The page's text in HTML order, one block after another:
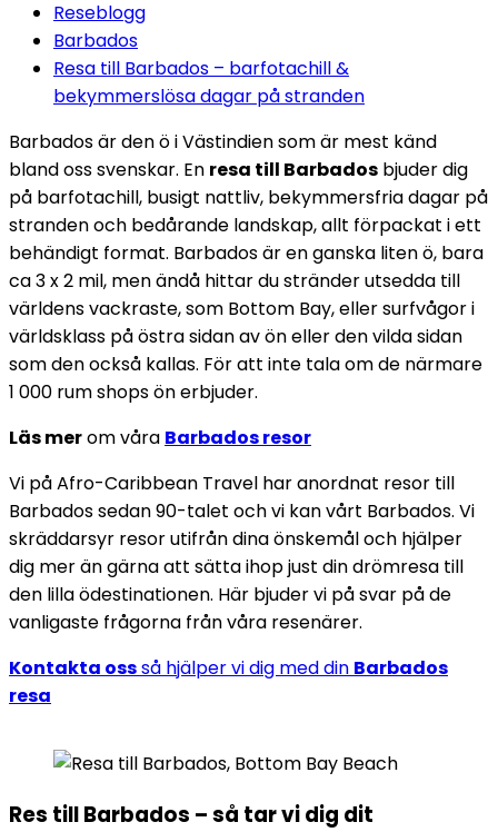
Reseblogg
Barbados
Resa till Barbados – barfotachill &
bekymmerslösa dagar på stranden
Barbados är den ö i Västindien som är mest känd
bland oss svenskar. En resa till Barbados bjuder dig
på barfotachill, busigt nattliv, bekymmersfria dagar på
stranden och bedårande landskap, allt förpackat i ett
behändigt format. Barbados är en ganska liten ö, bara
ca 3 x 2 mil, men ändå hittar du stränder utsedda till
världens vackraste, som Bottom Bay, eller surfvågor i
världsklass på östra sidan av ön eller den vilda sidan
som den också kallas. För att inte tala om de närmare
1 000 rum shops ön erbjuder.
Läs merom våra Barbados resor
Vi på Afro-Caribbean Travel har anordnat resor till
Barbados sedan 90-talet och vi kan vårt Barbados. Vi
skräddarsyr resor utifrån dina önskemål och hjälper
dig mer än gärna att sätta ihop just din drömresa till
den lilla ödestinationen. Här bjuder vi på svar på de
vanligaste frågorna från våra resenärer.
Kontakta ossså hjälper vi dig med din Barbados
resa
Res till Barbados – så tar vi dig dit